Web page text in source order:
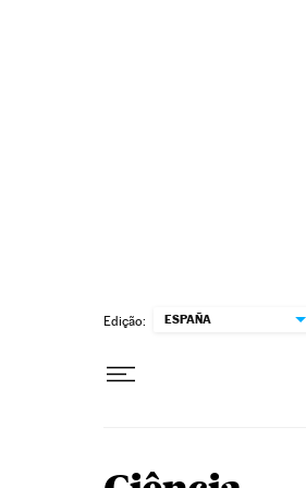
Edição: ESPAÑA